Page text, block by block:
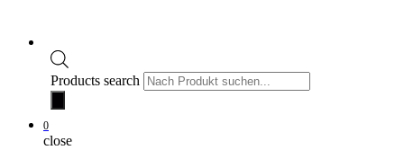
Products search
0
close